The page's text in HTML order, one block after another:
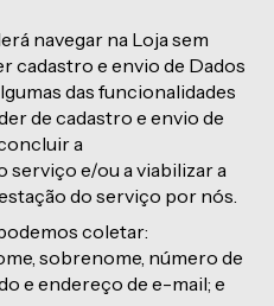
navegar na Loja sem
cadastro e envio de Dados
das funcionalidades
de cadastro e envio de
a
e/ou a viabilizar a
do serviço por nós.
coletar:
sobrenome, número de
e endereço de e-mail; e